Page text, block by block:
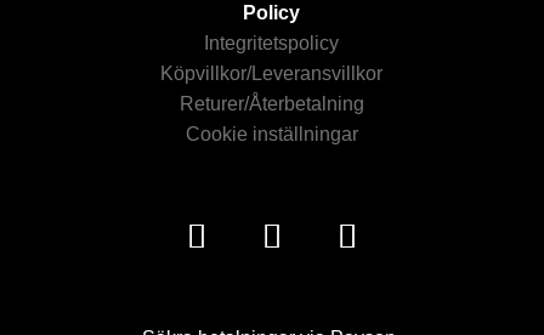
Policy
Integritetspolicy
Köpvillkor/Leveransvillkor
Returer/Återbetalning
Cookie inställningar